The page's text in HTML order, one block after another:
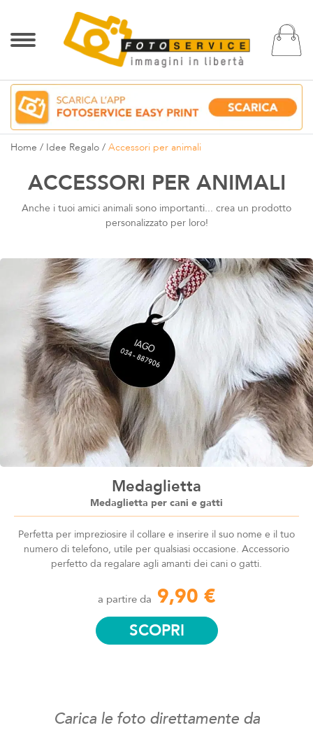
Home Idee Regalo Accessori per animali
ACCESSORI PER ANIMALI
Anche i tuoi amici animali sono importanti... crea un prodotto
personalizzato per loro!
Medaglietta
Medaglietta per cani e gatti
Perfetta per impreziosire il collare e inserire il suo nome e il tuo
numero di telefono, utile per qualsiasi occasione. Accessorio
perfetto da regalare agli amanti dei cani o gatti.
a partire da 9,90 €
SCOPRI
Carica le foto direttamente da